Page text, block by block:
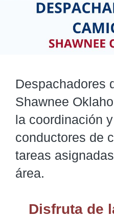
Despachadores
Shawnee
la coordinación
conductores de
tareas
área.
Disfruta de